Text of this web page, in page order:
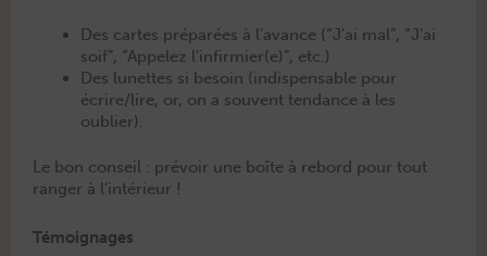
Des cartes pré­parées à l’avance (“J’ai mal”, “J’ai
soif”, “Appelez l’infirmier(e)”, etc.)
Des lunettes si besoin (indis­pens­able pour
écrire/lire, or, on a sou­vent ten­dance à les
oublier).
Le bon con­seil : prévoir une boîte à rebord pour tout
ranger à l’intérieur !
Témoignages